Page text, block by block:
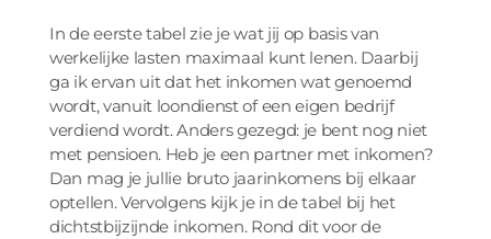
In de eerste tabel zie je wat jij op basis van
werkelijke lasten maximaal kunt lenen. Daarbij
ga ik ervan uit dat het inkomen wat genoemd
wordt, vanuit loondienst of een eigen bedrijf
verdiend wordt. Anders gezegd: je bent nog niet
met pensioen. Heb je een partner met inkomen?
Dan mag je jullie bruto jaarinkomens bij elkaar
optellen. Vervolgens kijk je in de tabel bij het
dichtstbijzijnde inkomen. Rond dit voor de